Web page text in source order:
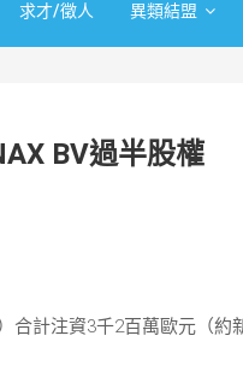
求才/徵人 異類結盟
BV過半股權
合計注資3千2百萬歐元（約